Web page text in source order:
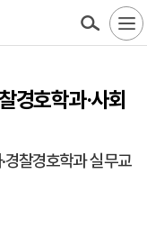
경호학과·사회
경찰경호학과 실무교